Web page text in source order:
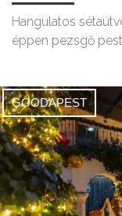
Hangulatos
éppen pezsgő
GOODAPEST